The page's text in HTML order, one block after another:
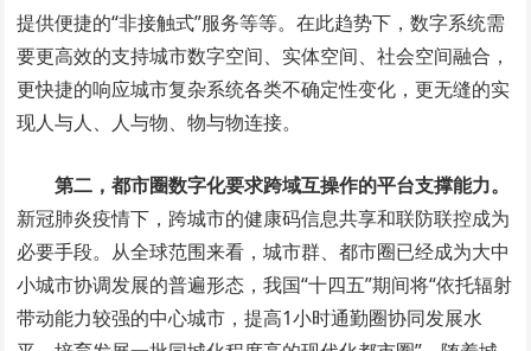
提供便捷的“非接触式”服务等等。在此趋势下，数字系统需
要更高效的支持城市数字空间、实体空间、社会空间融合，
更快捷的响应城市复杂系统各类不确定性变化，更无缝的实
现人与人、人与物、物与物连接。
第二，都市圈数字化要求跨域互操作的平台支撑能力。
新冠肺炎疫情下，跨城市的健康码信息共享和联防联控成为
必要手段。从全球范围来看，城市群、都市圈已经成为大中
小城市协调发展的普遍形态，我国“十四五”期间将“依托辐射
带动能力较强的中心城市，提高1小时通勤圈协同发展水